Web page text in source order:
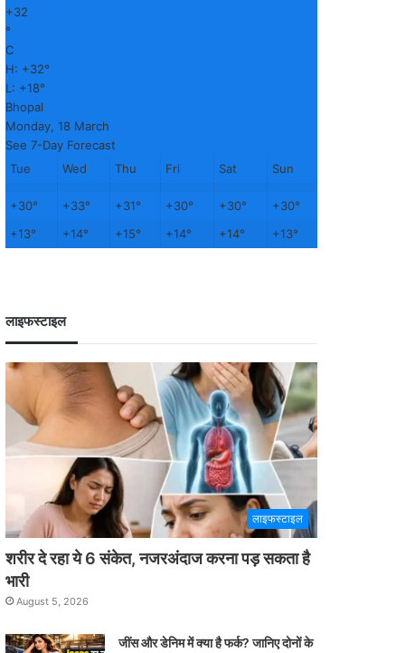
+32
°
C
H: +32°
L: +18°
Bhopal
Monday, 18 March
See 7-Day Forecast
Tue
Wed Thu Fri Sat Sun
+30° +33° +31° +30° +30° +30°
+13° +14° +15° +14° +14° +13°
लाइफस्टाइल
लाइफस्टाइल
शरीर दे रहा ये 6 संकेत, नजरअंदाज करना पड़ सकता है
भारी
August 5, 2026
जींस और डेनिम में क्या है फर्क? जानिए दोनों के